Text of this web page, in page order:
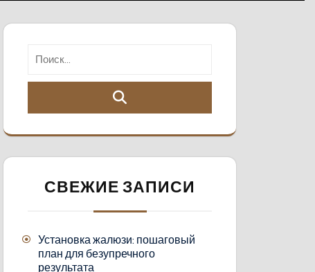
СВЕЖИЕ ЗАПИСИ
Установка жалюзи: пошаговый
план для безупречного
результата